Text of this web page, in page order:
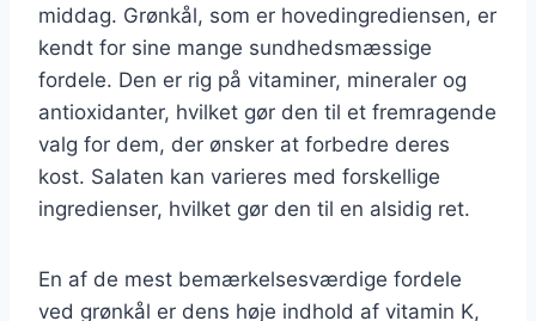
middag. Grønkål, som er hovedingrediensen, er
kendt for sine mange sundhedsmæssige
fordele. Den er rig på vitaminer, mineraler og
antioxidanter, hvilket gør den til et fremragende
valg for dem, der ønsker at forbedre deres
kost. Salaten kan varieres med forskellige
ingredienser, hvilket gør den til en alsidig ret.
En af de mest bemærkelsesværdige fordele
ved grønkål er dens høje indhold af vitamin K,